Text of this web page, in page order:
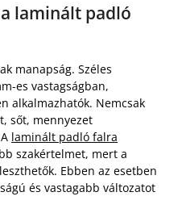
laminált padló
manapság. Széles
es vastagságban,
alkalmazhatók. Nemcsak
sőt, mennyezet
laminált padló falra
szakértelmet, mert a
Ebben az esetben
és vastagabb változatot